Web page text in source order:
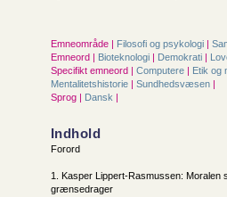
Emneområde | Filosofi og psykologi |
Emneord | Bioteknologi | Demokrati |
Specifikt emneord | Computere | Etik og
Mentalitetshistorie | Sundhedsvæsen |
Sprog | Dansk |
Indhold
Forord
1. Kasper Lippert-Rasmussen:
grænsedrager